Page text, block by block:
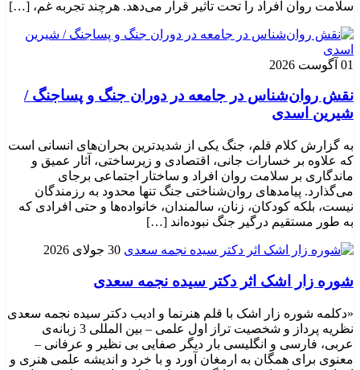
سلامت روان افراد را تحت تأثیر قرار می‌دهد. هرچند تجربه غم، […]
01 آگوست 2026
نقش روان‌شناس در جامعه در دوران جنگ و پساجنگ /
شیرین اسدی
به گزارش کلام قلم، جنگ یکی از شدیدترین بحران‌های انسانی است
که علاوه بر خسارات جانی، اقتصادی و زیرساختی، آثار عمیق و
ماندگاری بر سلامت روان افراد و ساختار اجتماعی برجای
می‌گذارد. پیامدهای روان‌شناختی جنگ تنها محدود به رزمندگان
نیست، بلکه کودکان، زنان، سالمندان، خانواده‌ها و حتی افرادی که
به طور مستقیم درگیر جنگ نبوده‌اند […]
30 جولای 2026
شوره زار اشک اثر دکتر سیده نجمه سعدی
«دکلمه شوره زار اشک با قلم هنرنما و ادیب دکتر سیده نجمه سعدی
نظریه پرداز و شخصیت تراز اول علمی – بین المللی 3 زبانه‌ی
عربی، فارسی و انگلیسی بار دیگر صفایی بی نظیر و عرفانی –
معنوی برای همگان به ارمغان آورد و با خرد و اندیشه علمی هنری و